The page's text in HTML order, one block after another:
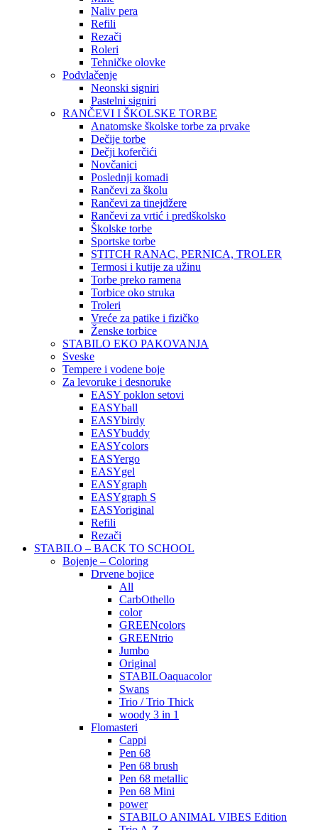
Naliv pera
Refili
Rezači
Roleri
Tehničke olovke
Podvlačenje
Neonski signiri
Pastelni signiri
RANČEVI I ŠKOLSKE TORBE
Anatomske školske torbe za prvake
Dečije torbe
Dečji koferčići
Novčanici
Poslednji komadi
Rančevi za školu
Rančevi za tinejdžere
Rančevi za vrtić i predškolsko
Školske torbe
Sportske torbe
STITCH RANAC, PERNICA, TROLER
Termosi i kutije za užinu
Torbe preko ramena
Torbice oko struka
Troleri
Vreće za patike i fizičko
Ženske torbice
STABILO EKO PAKOVANJA
Sveske
Tempere i vodene boje
Za levoruke i desnoruke
EASY poklon setovi
EASYball
EASYbirdy
EASYbuddy
EASYcolors
EASYergo
EASYgel
EASYgraph
EASYgraph S
EASYoriginal
Refili
Rezači
STABILO – BACK TO SCHOOL
Bojenje – Coloring
Drvene bojice
All
CarbOthello
color
GREENcolors
GREENtrio
Jumbo
Original
STABILOaquacolor
Swans
Trio / Trio Thick
woody 3 in 1
Flomasteri
Cappi
Pen 68
Pen 68 brush
Pen 68 metallic
Pen 68 Mini
power
STABILO ANIMAL VIBES Edition